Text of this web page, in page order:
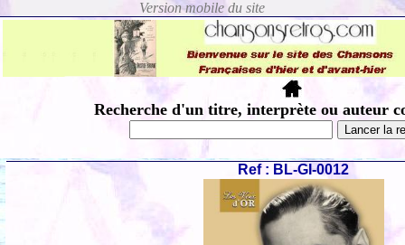
Recherche d'un titre, interprète ou auteur
Ref : BL-GI-0012